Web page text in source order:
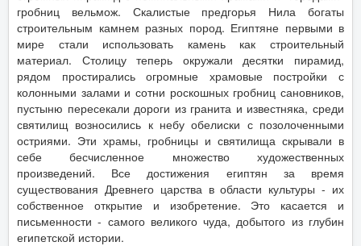
гробниц вельмож. Скалистые предгорья Нила богаты
строительным камнем разных пород. Египтяне первыми в
мире стали использовать камень как строительный
материал. Столицу теперь окружали десятки пирамид,
рядом простирались огромные храмовые постройки с
колонными залами и сотни роскошных гробниц сановников,
пустыню пересекали дороги из гранита и известняка, среди
святилищ возносились к небу обелиски с позолоченными
остриями. Эти храмы, гробницы и святилища скрывали в
себе бесчисленное множество художественных
произведений. Все достижения египтян за время
существования Древнего царства в области культуры - их
собственное открытие и изобретение. Это касается и
письменности - самого великого чуда, добытого из глубин
египетской истории.